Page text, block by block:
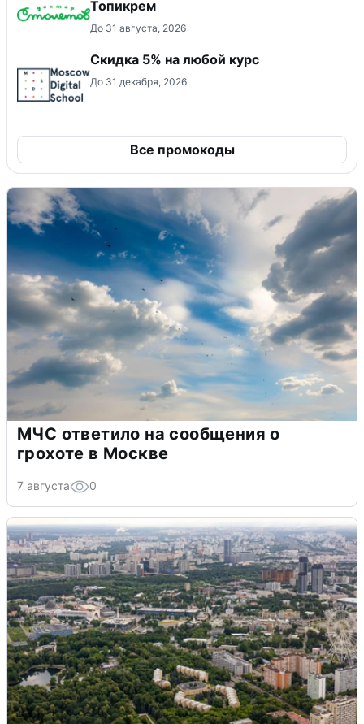
Топикрем
До 31 августа, 2026
Скидка 5% на любой курс
До 31 декабря, 2026
Все промокоды
МЧС ответило на сообщения о
грохоте в Москве
7 августа 0